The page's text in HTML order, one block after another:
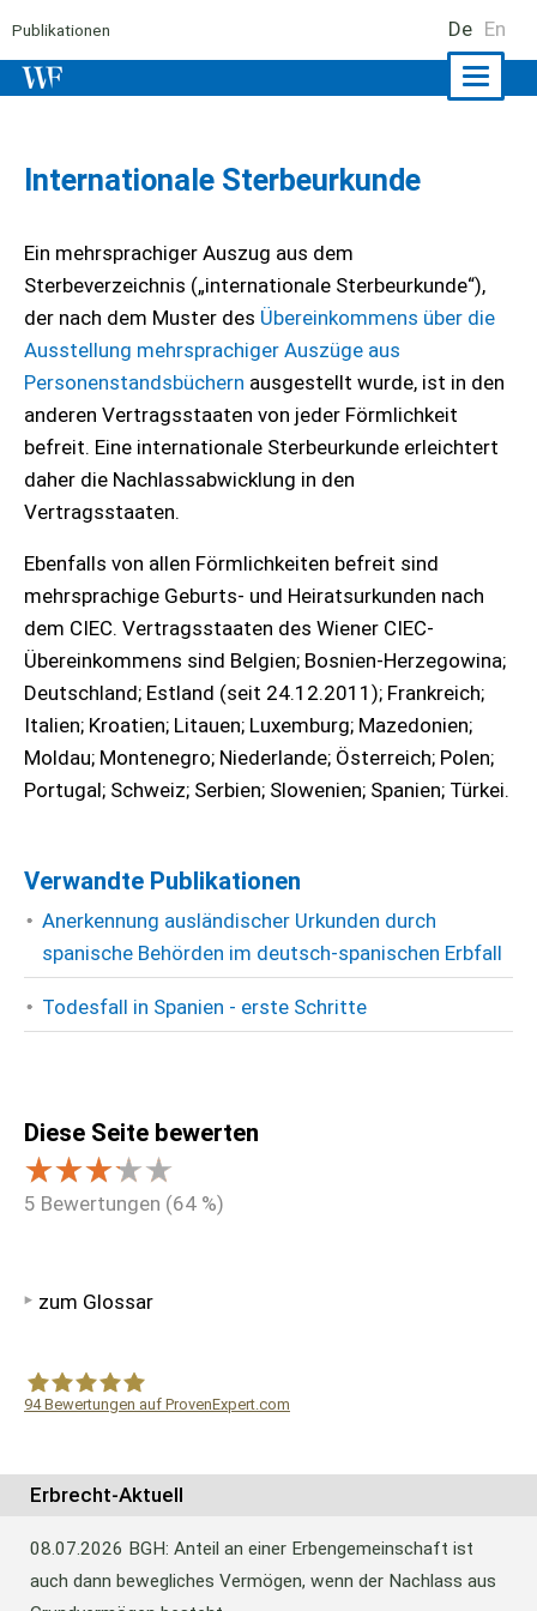
Publikationen De En
Internationale Sterbeurkunde
Ein mehrsprachiger Auszug aus dem
Sterbeverzeichnis („internationale Sterbeurkunde“),
der nach dem Muster des Übereinkommens über die
Ausstellung mehrsprachiger Auszüge aus
Personenstandsbüchern ausgestellt wurde, ist in den
anderen Vertragsstaaten von jeder Förmlichkeit
befreit. Eine internationale Sterbeurkunde erleichtert
daher die Nachlassabwicklung in den
Vertragsstaaten.
Ebenfalls von allen Förmlichkeiten befreit sind
mehrsprachige Geburts- und Heiratsurkunden nach
dem CIEC. Vertragsstaaten des Wiener CIEC-
Übereinkommens sind Belgien; Bosnien-Herzegowina;
Deutschland; Estland (seit 24.12.2011); Frankreich;
Italien; Kroatien; Litauen; Luxemburg; Mazedonien;
Moldau; Montenegro; Niederlande; Österreich; Polen;
Portugal; Schweiz; Serbien; Slowenien; Spanien; Türkei.
Verwandte Publikationen
Anerkennung ausländischer Urkunden durch
spanische Behörden im deutsch-spanischen Erbfall
Todesfall in Spanien - erste Schritte
Diese Seite bewerten
5 Bewertungen (64 %)
zum Glossar
94Bewertungen auf ProvenExpert.com
Erbrecht-Aktuell
08.07.2026 BGH: Anteil an einer Erbengemeinschaft ist
auch dann bewegliches Vermögen, wenn der Nachlass aus